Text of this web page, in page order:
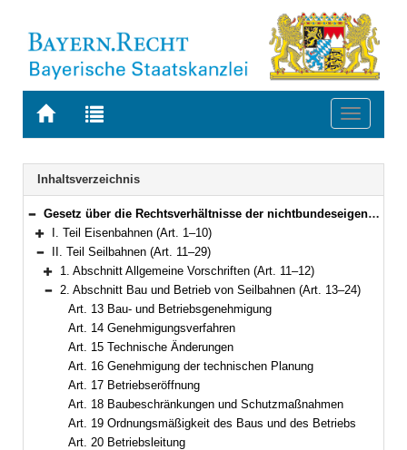
Zur
BAYERN.RECHT
Zur
letzten
Suche
Toggle
Navigation
Inhaltsverzeichnis
Bereich reduzieren
Gesetz über die Rechtsverhältnisse der nichtbundeseigenen Eisenbahnen und der Seilbahnen in Bayern (Bayerisches Eisenbahn- und Seilbahngesetz – BayESG) in der Fassung der Bekanntmachung vom 9. August 2003 (GVBl. S. 598) BayRS 932-1-B (Art. 1–34)
Bereich erweitern
I. Teil Eisenbahnen (Art. 1–10)
Bereich reduzieren
II. Teil Seilbahnen (Art. 11–29)
Bereich erweitern
1. Abschnitt Allgemeine Vorschriften (Art. 11–12)
Bereich reduzieren
2. Abschnitt Bau und Betrieb von Seilbahnen (Art. 13–24)
Art. 13 Bau- und Betriebsgenehmigung
Art. 14 Genehmigungsverfahren
Art. 15 Technische Änderungen
Art. 16 Genehmigung der technischen Planung
Art. 17 Betriebseröffnung
Art. 18 Baubeschränkungen und Schutzmaßnahmen
Art. 19 Ordnungsmäßigkeit des Baus und des Betriebs
Art. 20 Betriebsleitung